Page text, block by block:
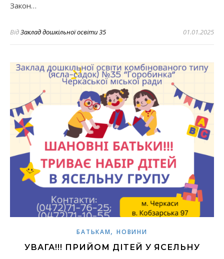
Закон…
ВідЗаклад дошкільної освіти 35 01.01.2025
БАТЬКАМ,НОВИНИ
УВАГА!!! ПРИЙОМ ДІТЕЙ У ЯСЕЛЬНУ